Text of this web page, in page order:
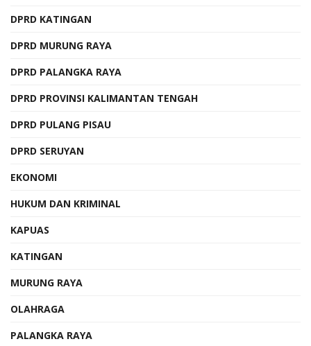
DPRD KATINGAN
DPRD MURUNG RAYA
DPRD PALANGKA RAYA
DPRD PROVINSI KALIMANTAN TENGAH
DPRD PULANG PISAU
DPRD SERUYAN
EKONOMI
HUKUM DAN KRIMINAL
KAPUAS
KATINGAN
MURUNG RAYA
OLAHRAGA
PALANGKA RAYA